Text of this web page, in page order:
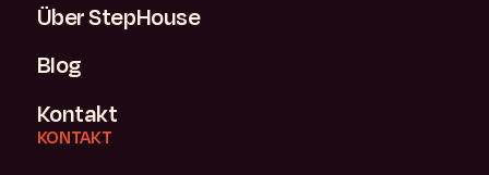
Über StepHouse
Blog
Kontakt
KONTAKT